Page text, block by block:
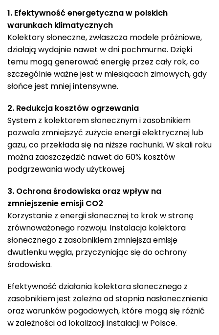
1. Efektywność energetyczna w polskich
warunkach klimatycznych
Kolektory słoneczne, zwłaszcza modele próżniowe,
działają wydajnie nawet w dni pochmurne. Dzięki
temu mogą generować energię przez cały rok, co
szczególnie ważne jest w miesiącach zimowych, gdy
słońce jest mniej intensywne.
2. Redukcja kosztów ogrzewania
System z kolektorem słonecznym i zasobnikiem
pozwala zmniejszyć zużycie energii elektrycznej lub
gazu, co przekłada się na niższe rachunki. W skali roku
można zaoszczędzić nawet do 60% kosztów
podgrzewania wody użytkowej.
3. Ochrona środowiska oraz wpływ na
zmniejszenie emisji CO2
Korzystanie z energii słonecznej to krok w stronę
zrównoważonego rozwoju. Instalacja kolektora
słonecznego z zasobnikiem zmniejsza emisję
dwutlenku węgla, przyczyniając się do ochrony
środowiska.
Efektywność działania kolektora słonecznego z
zasobnikiem jest zależna od stopnia nasłonecznienia
oraz warunków pogodowych, które mogą się różnić
w zależności od lokalizacji instalacji w Polsce.